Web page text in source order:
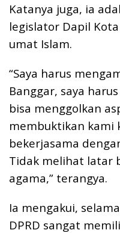
Katanya juga, ia
legislator Dapil
umat Islam.
“Saya harus
Banggar, saya
bisa menggolkan
membuktikan kami
bekerjasama
Tidak melihat latar
agama,” terangya.
Ia mengakui,
DPRD sangat